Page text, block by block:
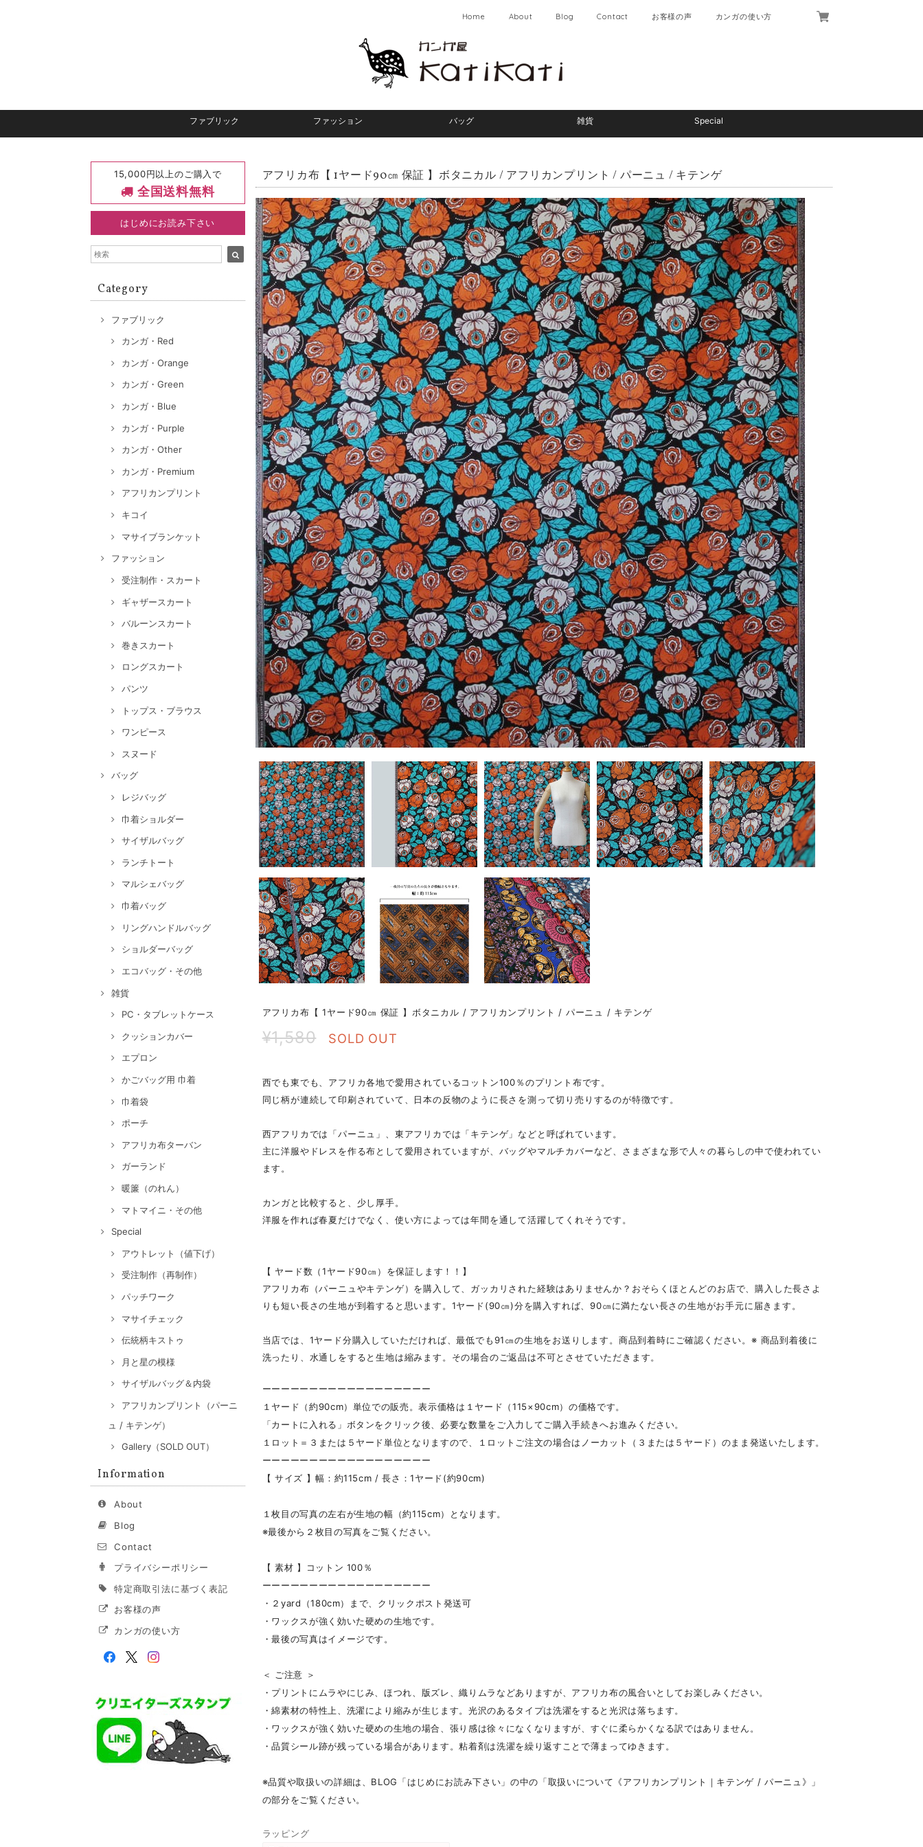
Home About Blog Contact お客様の声 カンガの使い方
ファブリック ファッション バッグ 雑貨 Special
15,000円以上のご購入で
全国送料無料
はじめにお読み下さい
Category
ファブリック
カンガ・Red
カンガ・Orange
カンガ・Green
カンガ・Blue
カンガ・Purple
カンガ・Other
カンガ・Premium
アフリカンプリント
キコイ
マサイブランケット
ファッション
受注制作・スカート
ギャザースカート
バルーンスカート
巻きスカート
ロングスカート
パンツ
トップス・ブラウス
ワンピース
スヌード
バッグ
レジバッグ
巾着ショルダー
サイザルバッグ
ランチトート
マルシェバッグ
巾着バッグ
リングハンドルバッグ
ショルダーバッグ
エコバッグ・その他
雑貨
PC・タブレットケース
クッションカバー
エプロン
かごバッグ用 巾着
巾着袋
ポーチ
アフリカ布ターバン
ガーランド
暖簾（のれん）
マトマイニ・その他
Special
アウトレット（値下げ）
受注制作（再制作）
パッチワーク
マサイチェック
伝統柄キストゥ
月と星の模様
サイザルバッグ＆内袋
アフリカンプリント（パーニ
ュ / キテンゲ）
Gallery（SOLD OUT）
Information
About
Blog
Contact
プライバシーポリシー
特定商取引法に基づく表記
お客様の声
カンガの使い方
アフリカ布【 1ヤード90㎝ 保証 】ボタニカル / アフリカンプリント / パーニュ / キテンゲ
アフリカ布【 1ヤード90㎝ 保証 】ボタニカル / アフリカンプリント / パーニュ / キテンゲ
¥1,580 SOLD OUT
西でも東でも、アフリカ各地で愛用されているコットン100％のプリント布です。
同じ柄が連続して印刷されていて、日本の反物のように長さを測って切り売りするのが特徴です。
西アフリカでは「パーニュ」、東アフリカでは「キテンゲ」などと呼ばれています。
主に洋服やドレスを作る布として愛用されていますが、バッグやマルチカバーなど、さまざまな形で人々の暮らしの中で使われてい
ます。
カンガと比較すると、少し厚手。
洋服を作れば春夏だけでなく、使い方によっては年間を通して活躍してくれそうです。
【 ヤード数（1ヤード90㎝）を保証します！！】
アフリカ布（パーニュやキテンゲ）を購入して、ガッカリされた経験はありませんか？おそらくほとんどのお店で、購入した長さよ
りも短い長さの生地が到着すると思います。1ヤード(90㎝)分を購入すれば、90㎝に満たない長さの生地がお手元に届きます。
当店では、1ヤード分購入していただければ、最低でも91㎝の生地をお送りします。商品到着時にご確認ください。※ 商品到着後に
洗ったり、水通しをすると生地は縮みます。その場合のご返品は不可とさせていただきます。
ーーーーーーーーーーーーーーーーーー
１ヤード（約90cm）単位での販売。表示価格は１ヤード（115×90cm）の価格です。
「カートに入れる」ボタンをクリック後、必要な数量をご入力してご購入手続きへお進みください。
１ロット＝３または５ヤード単位となりますので、１ロットご注文の場合はノーカット（３または５ヤード）のまま発送いたします。
ーーーーーーーーーーーーーーーーーー
【 サイズ 】幅：約115cm / 長さ：1ヤード(約90cm)
１枚目の写真の左右が生地の幅（約115cm）となります。
※最後から２枚目の写真をご覧ください。
【 素材 】コットン 100％
ーーーーーーーーーーーーーーーーーー
・２yard（180cm）まで、クリックポスト発送可
・ワックスが強く効いた硬めの生地です。
・最後の写真はイメージです。
＜ ご注意 ＞
・プリントにムラやにじみ、ほつれ、版ズレ、織りムラなどありますが、アフリカ布の風合いとしてお楽しみください。
・綿素材の特性上、洗濯により縮みが生じます。光沢のあるタイプは洗濯をすると光沢は落ちます。
・ワックスが強く効いた硬めの生地の場合、張り感は徐々になくなりますが、すぐに柔らかくなる訳ではありません。
・品質シール跡が残っている場合があります。粘着剤は洗濯を繰り返すことで薄まってゆきます。
※品質や取扱いの詳細は、BLOG「はじめにお読み下さい」の中の「取扱いについて《アフリカンプリント｜キテンゲ / パーニュ》」
の部分をご覧ください。
ラッピング